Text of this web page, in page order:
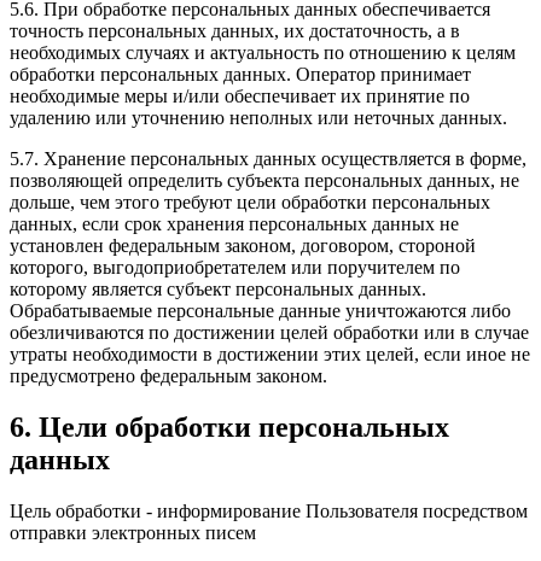
5.6. При обработке персональных данных обеспечивается
точность персональных данных, их достаточность, а в
необходимых случаях и актуальность по отношению к целям
обработки персональных данных. Оператор принимает
необходимые меры и/или обеспечивает их принятие по
удалению или уточнению неполных или неточных данных.
5.7. Хранение персональных данных осуществляется в форме,
позволяющей определить субъекта персональных данных, не
дольше, чем этого требуют цели обработки персональных
данных, если срок хранения персональных данных не
установлен федеральным законом, договором, стороной
которого, выгодоприобретателем или поручителем по
которому является субъект персональных данных.
Обрабатываемые персональные данные уничтожаются либо
обезличиваются по достижении целей обработки или в случае
утраты необходимости в достижении этих целей, если иное не
предусмотрено федеральным законом.
6. Цели обработки персональных
данных
Цель обработки - информирование Пользователя посредством
отправки электронных писем